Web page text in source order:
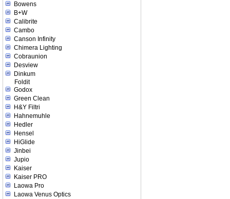
Bowens
B+W
Calibrite
Cambo
Canson Infinity
Chimera Lighting
Cobraunion
Desview
Dinkum
Foldit
Godox
Green Clean
H&Y Filtri
Hahnemuhle
Hedler
Hensel
HiGlide
Jinbei
Jupio
Kaiser
Kaiser PRO
Laowa Pro
Laowa Venus Optics